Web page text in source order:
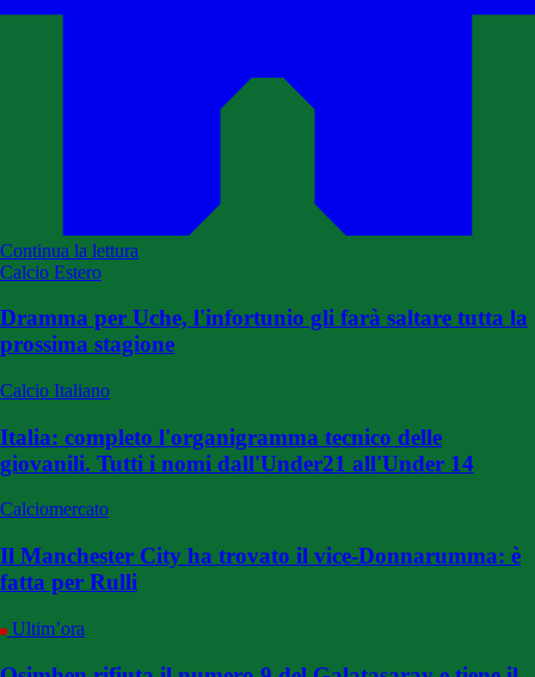
Continua la lettura
Calcio Estero
Dramma per Uche, l'infortunio gli farà saltare tutta la
prossima stagione
Calcio Italiano
Italia: completo l'organigramma tecnico delle
giovanili. Tutti i nomi dall'Under21 all'Under 14
Calciomercato
Il Manchester City ha trovato il vice-Donnarumma: è
fatta per Rulli
Ultim’ora